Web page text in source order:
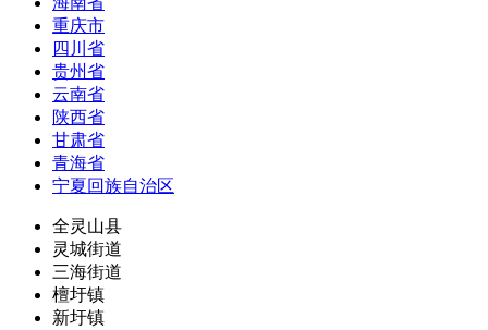
重庆市
四川省
贵州省
云南省
陕西省
甘肃省
青海省
宁夏回族自治区
全灵山县
灵城街道
三海街道
檀圩镇
新圩镇